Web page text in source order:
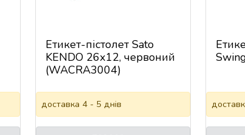
Етикет-пістолет Sato
KENDO 26х12, червоний
(WACRA3004)
доставка 4 - 5 днів